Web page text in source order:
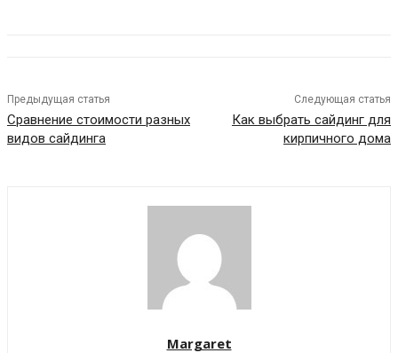
Предыдущая статья
Сравнение стоимости разных
видов сайдинга
Следующая статья
Как выбрать сайдинг для
кирпичного дома
Margaret